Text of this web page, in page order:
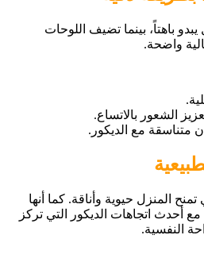
باهتاً، بينما تضيف اللوحات
واضحة.
الشعور بالاتساع.
متناسقة مع الديكور.
تمنح المنزل حيوية وأناقة. كما أنها
أحدث اتجاهات الديكور التي تركز
النفسية.